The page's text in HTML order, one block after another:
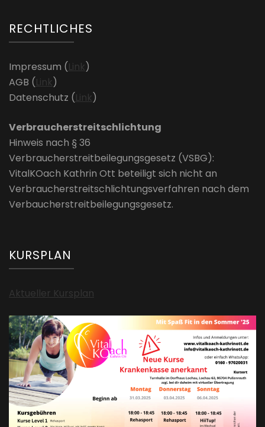
RECHTLICHES
Impressum (Link)
AGB (Link)
Datenschutz (Link)
Verbraucherstreitschlichtung
Hinweis nach § 36
Verbraucherstreitbeilegungsgesetz (VSBG):
VitalKOach Kathrin Ott beteiligt sich nicht an
Verbraucherstreitschlichtungsverfahren nach dem
Verbaucherstreitbeilegungsgesetz.
KURSPLAN
Aktueller Kursplan